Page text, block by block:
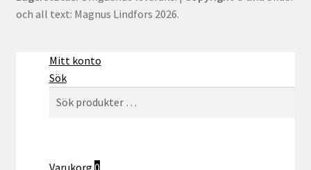
och all text: Magnus Lindfors 2026.
Mitt konto
Sök